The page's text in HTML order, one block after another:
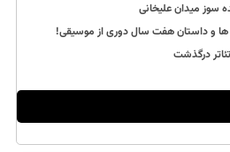
سوز میدان علیخانی
ها و داستان هفت سال دوری از موسیقی!
درگذشت